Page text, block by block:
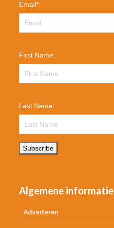
Email*:
First Name:
Last Name:
Subscribe
Algemene informatie
Adverteren